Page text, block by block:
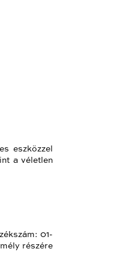
eszközzel
a véletlen
01-
részére